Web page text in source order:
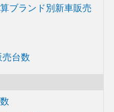
ブランド別新車販売
台数